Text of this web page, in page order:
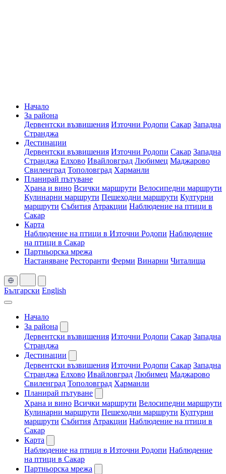
Начало
За района
Дервентски възвишения Източни Родопи Сакар Западна
Странджа
Дестинации
Дервентски възвишения Източни Родопи Сакар Западна
Странджа Елхово Ивайловград Любимец Маджарово
Свиленград Тополовград Харманли
Планирай пътуване
Храна и вино Всички маршрути Велосипедни маршрути
Кулинарни маршрути Пешеходни маршрути Културни
маршрути Събития Атракции Наблюдение на птици в
Сакар
Карта
Наблюдение на птици в Източни Родопи Наблюдение
на птици в Сакар
Партньорска мрежа
Настаняване Ресторанти Ферми Винарни Читалища
Български English
Начало
За района
Дервентски възвишения Източни Родопи Сакар Западна
Странджа
Дестинации
Дервентски възвишения Източни Родопи Сакар Западна
Странджа Елхово Ивайловград Любимец Маджарово
Свиленград Тополовград Харманли
Планирай пътуване
Храна и вино Всички маршрути Велосипедни маршрути
Кулинарни маршрути Пешеходни маршрути Културни
маршрути Събития Атракции Наблюдение на птици в
Сакар
Карта
Наблюдение на птици в Източни Родопи Наблюдение
на птици в Сакар
Партньорска мрежа